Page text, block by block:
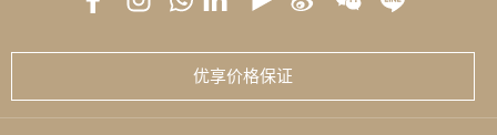
优享价格保证